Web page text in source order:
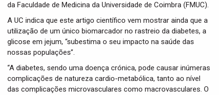
da Faculdade de Medicina da Universidade de Coimbra (FMUC).
A UC indica que este artigo científico vem mostrar ainda que a
utilização de um único biomarcador no rastreio da diabetes, a
glicose em jejum, “subestima o seu impacto na saúde das
nossas populações”.
“A diabetes, sendo uma doença crónica, pode causar inúmeras
complicações de natureza cardio-metabólica, tanto ao nível
das complicações microvasculares como macrovasculares. O